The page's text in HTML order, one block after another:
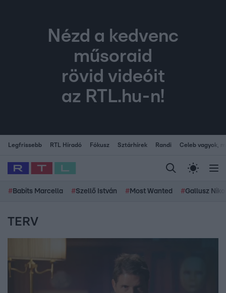
Nézd a kedvenc
műsoraid
rövid videóit
az RTL.hu-n!
Legfrissebb RTL Híradó Fókusz Sztárhírek Randi Celeb vagyok,
# Babits Marcella #Szellő István # Most Wanted #Gallusz
TERV